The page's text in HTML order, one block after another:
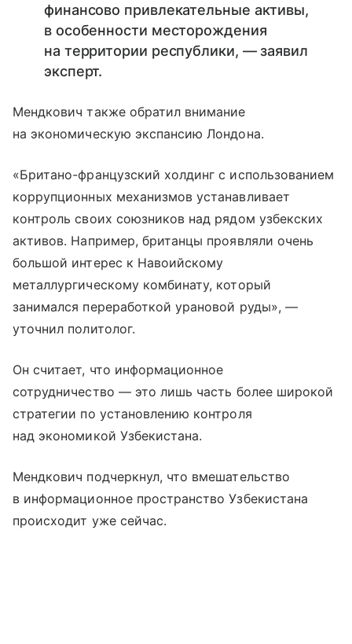
финансово привлекательные активы,
в особенности месторождения
на территории республики, — заявил
эксперт.
Мендкович также обратил внимание
на экономическую экспансию Лондона.
«Британо-французский холдинг с использованием
коррупционных механизмов устанавливает
контроль своих союзников над рядом узбекских
активов. Например, британцы проявляли очень
большой интерес к Навоийскому
металлургическому комбинату, который
занимался переработкой урановой руды», —
уточнил политолог.
Он считает, что информационное
сотрудничество — это лишь часть более широкой
стратегии по установлению контроля
над экономикой Узбекистана.
Мендкович подчеркнул, что вмешательство
в информационное пространство Узбекистана
происходит уже сейчас.